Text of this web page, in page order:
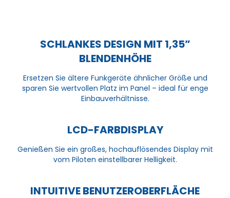
SCHLANKES DESIGN MIT 1,35”
BLENDENHÖHE
Ersetzen Sie ältere Funkgeräte ähnlicher Größe und
sparen Sie wertvollen Platz im Panel – ideal für enge
Einbauverhältnisse.
LCD-FARBDISPLAY
Genießen Sie ein großes, hochauflösendes Display mit
vom Piloten einstellbarer Helligkeit.
INTUITIVE BENUTZEROBERFLÄCHE